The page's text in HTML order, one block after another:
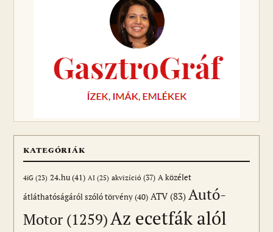
KATEGÓRIÁK
4iG (23) 24.hu(41) AI (25) akvizíció (37) A közélet
átláthatóságáról szóló törvény(40) ATV(83) Autó-
Motor (1259)Az ecetfák alól